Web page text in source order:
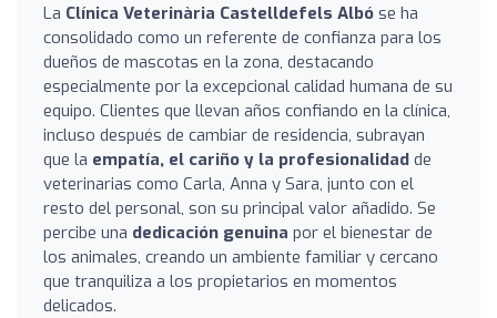
La Clínica Veterinària Castelldefels Albó se ha
consolidado como un referente de confianza para los
dueños de mascotas en la zona, destacando
especialmente por la excepcional calidad humana de su
equipo. Clientes que llevan años confiando en la clínica,
incluso después de cambiar de residencia, subrayan
que la empatía, el cariño y la profesionalidad de
veterinarias como Carla, Anna y Sara, junto con el
resto del personal, son su principal valor añadido. Se
percibe una dedicación genuina por el bienestar de
los animales, creando un ambiente familiar y cercano
que tranquiliza a los propietarios en momentos
delicados.